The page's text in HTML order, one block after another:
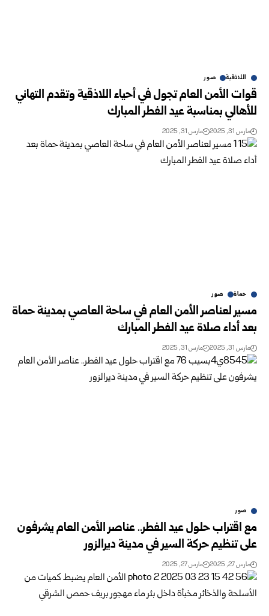
اللاذقية صور
قوات الأمن العام تجول في أحياء اللاذقية وتقدم التهاني
للأهالي بمناسبة عيد الفطر المبارك
مارس 31, 2025 مارس 31, 2025
حماة صور
مسير لعناصر الأمن العام في ساحة العاصي بمدينة حماة
بعد أداء صلاة عيد الفطر المبارك
مارس 31, 2025 مارس 31, 2025
صور
مع اقتراب حلول عيد الفطر.. عناصر الأمن العام يشرفون
على تنظيم حركة السير في مدينة ديرالزور
مارس 27, 2025 مارس 27, 2025